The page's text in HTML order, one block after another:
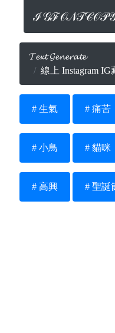
𝓣𝓮𝔁𝓽 𝓖𝓮𝓷𝓮𝓻𝓪𝓽𝓮
線上 Instagram IG
# 生氣 # 痛苦
# 小鳥 # 貓咪
# 高興 # 聖誕